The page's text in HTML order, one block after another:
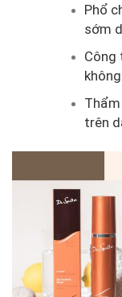
Phổ
sớm
Công
trên